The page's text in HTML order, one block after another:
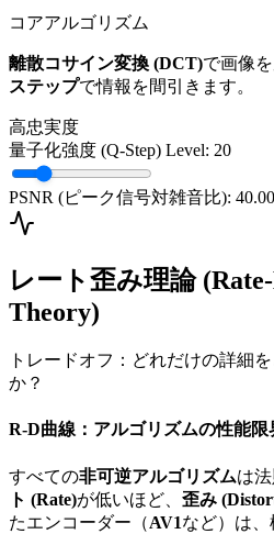
コアアルゴリズム
離散コサイン変換 (DCT)で画像
ステップで情報を間引きます。
高忠実度
量子化強度 (Q-Step) Level: 20
PSNR (ピーク信号対雑音比):
レート歪み理論
Theory)
トレードオフ：どれだけの詳細
か？
R-D曲線：アルゴリズムの性能限
すべての非可逆アルゴリズムは
ト (Rate)が低いほど、 歪み
たエンコーダー（AV1など）は